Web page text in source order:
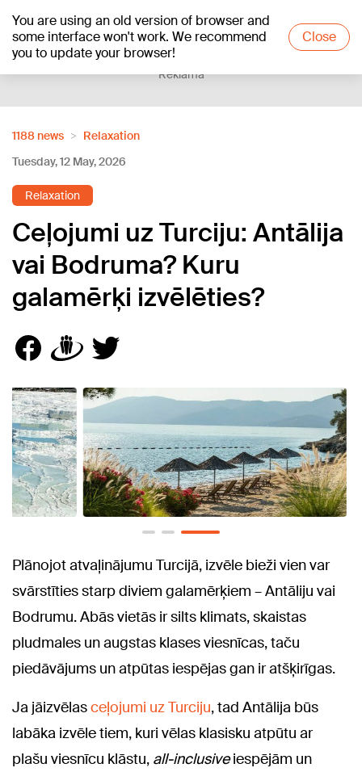
You are using an old version of browser and
some interface won't work. We recommend
you to update your browser!
Close
+25°C
Reklāma
1188 news
Relaxation
Tuesday, 12 May, 2026
Relaxation
Ceļojumi uz Turciju: Antālija
vai Bodruma? Kuru
galamērķi izvēlēties?
Plānojot atvaļinājumu Turcijā, izvēle bieži vien var
svārstīties starp diviem galamērķiem – Antāliju vai
Bodrumu. Abās vietās ir silts klimats, skaistas
pludmales un augstas klases viesnīcas, taču
piedāvājums un atpūtas iespējas gan ir atšķirīgas.
Ja jāizvēlasceļojumi uz Turciju, tad Antālija būs
labāka izvēle tiem, kuri vēlas klasisku atpūtu ar
plašu viesnīcu klāstu, all-inclusiveiespējām un